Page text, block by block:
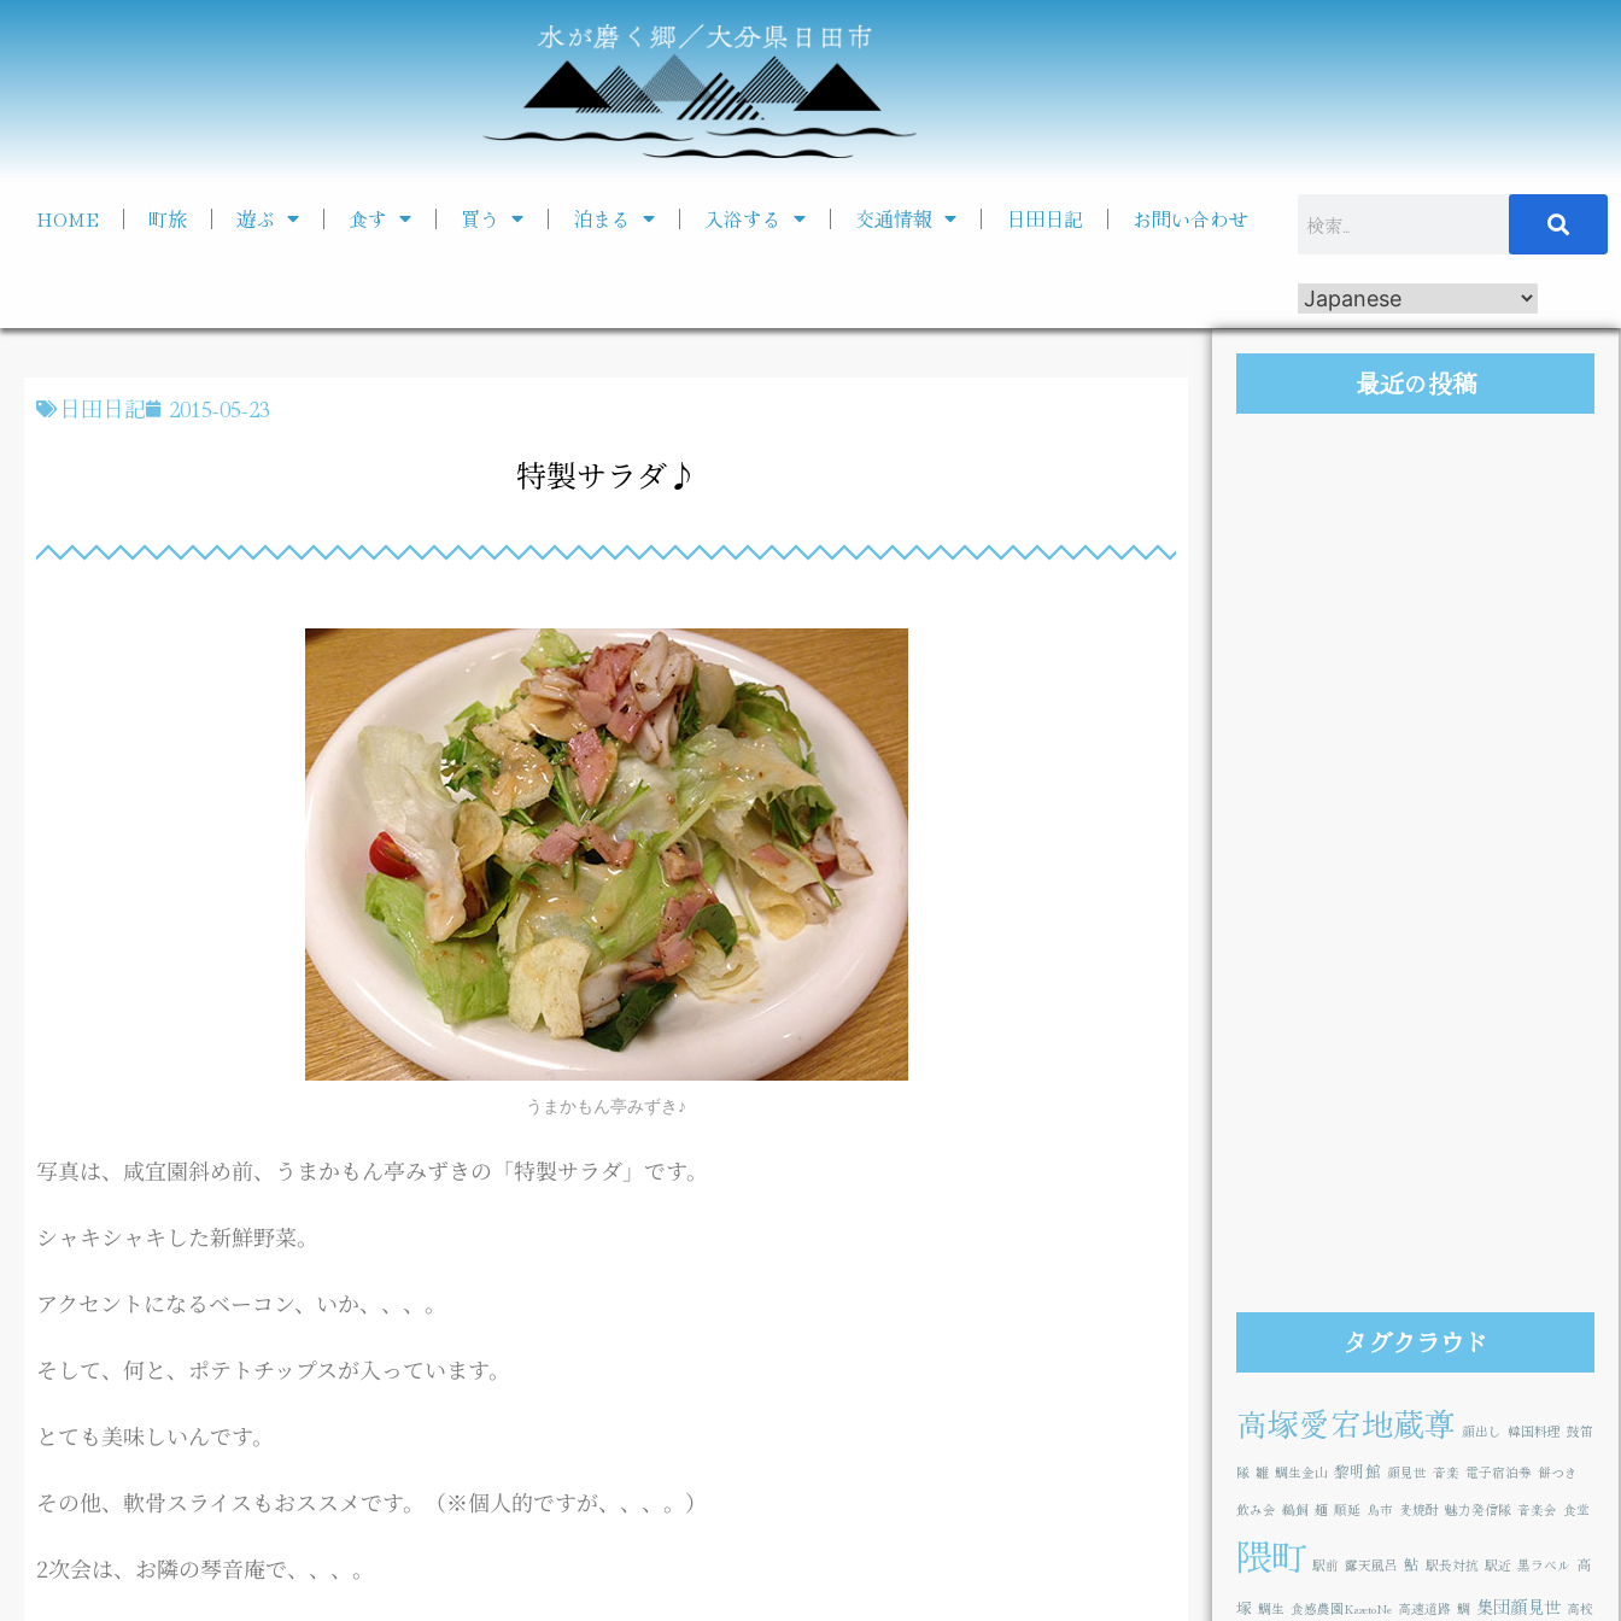
HOME 町旅 遊ぶ 食す 買う 泊まる 入浴する 交通情報 日田日記 お問い合わせ
日田日記 2015-05-23
特製サラダ♪
うまかもん亭みずき♪
写真は、咸宜園斜め前、うまかもん亭みずきの「特製サラダ」です。
シャキシャキした新鮮野菜。
アクセントになるベーコン、いか、、、。
そして、何と、ポテトチップスが入っています。
とても美味しいんです。
その他、軟骨スライスもおススメです。（※個人的ですが、、、。）
2次会は、お隣の琴音庵で、、、。
最近の投稿
タグクラウド
高塚愛宕地蔵尊 顔出し 韓国料理 鼓笛
隊 雛 鯛生金山 黎明館 顔見世 音楽 電子宿泊券 餅つき
飲み会 鵜飼 麺 順延 鳥市 麦焼酎 魅力発信隊 音楽会 食堂
隈町 駅前 露天風呂 鮎 駅長対抗 駅近 黒ラベル 高
塚 鯛生 食感農園KazetoNe 高速道路 鯛 集団顔見世 高校